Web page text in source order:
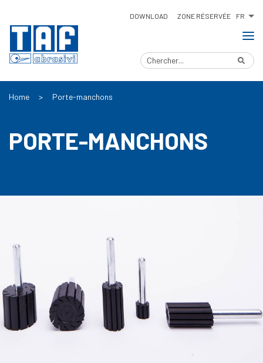
DOWNLOAD ZONE RÉSERVÉE FR
Home > Porte-manchons
PORTE-MANCHONS